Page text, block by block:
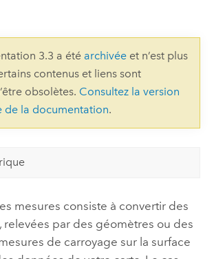
3.3 a été archivéeet n’est plus
contenus et liens sont
obsolètes. Consultez la version
de la documentation.
mesures consiste à convertir des
relevées par des géomètres ou des
de carroyage sur la surface